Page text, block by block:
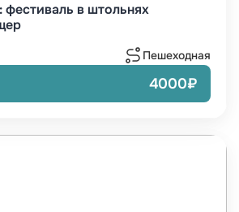
фестиваль в штольнях
Пешеходная
4000₽